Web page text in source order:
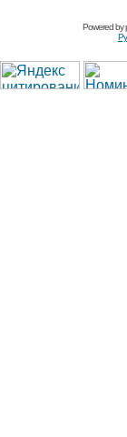
Powered by